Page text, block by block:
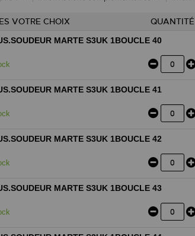
VOTRE CHOIX QUANTITÉ
MARTE S3UK 1BOUCLE 40
MARTE S3UK 1BOUCLE 41
MARTE S3UK 1BOUCLE 42
MARTE S3UK 1BOUCLE 43